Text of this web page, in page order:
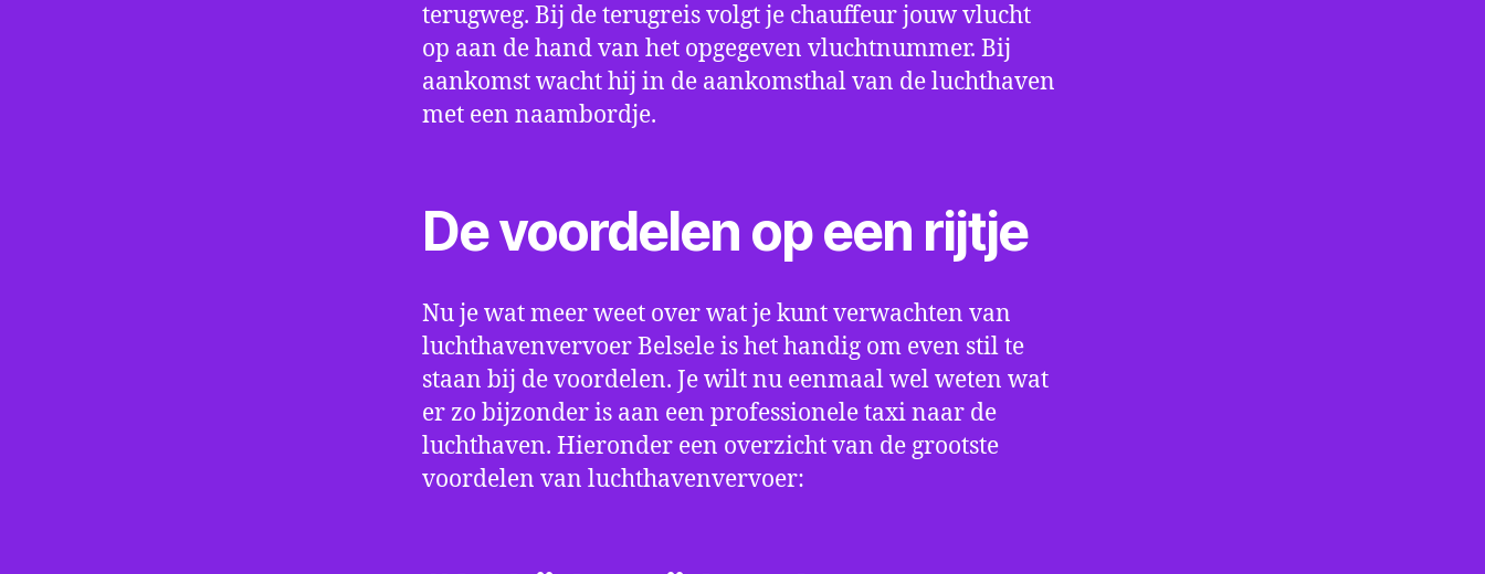
terugweg. Bij de terugreis volgt je chauffeur jouw vlucht
op aan de hand van het opgegeven vluchtnummer. Bij
aankomst wacht hij in de aankomsthal van de luchthaven
met een naambordje.
De voordelen op een rijtje
Nu je wat meer weet over wat je kunt verwachten van
luchthavenvervoer Belsele is het handig om even stil te
staan bij de voordelen. Je wilt nu eenmaal wel weten wat
er zo bijzonder is aan een professionele taxi naar de
luchthaven. Hieronder een overzicht van de grootste
voordelen van luchthavenvervoer: